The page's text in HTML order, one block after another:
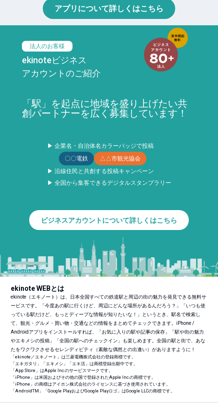
アプリについて詳しくはこちら
法人のお客様
ekinoteビジネス
アカウントのご紹介
「駅」を起点に地域を盛り上げたい共
創パートナーを広く募集しています！
▶ 企業名・自治体名カラーバッジで投稿
〇〇電鉄
△△市観光協会
▶ 沿線住民と共創する投稿キャンペーン
▶ 全国から集客できるデジタルスタンプラリー
ビジネスアカウントについて詳しくはこちら
ekinote WEBとは
ekinote（エキノート）は、日本全国すべての鉄道駅と周辺の街の魅力を発見できる無料サ
ービスです。「今度あの駅に行くけど、周辺にどんな場所があるんだろう？」「いつも使
っている駅だけど、もっとディープな情報が知りたいな！」というとき、駅名で検索し
て、観光・グルメ・買い物・交通などの情報をまとめてチェックできます。iPhone /
Androidアプリをインストールすれば、「お気に入りの駅や記事の保存」「駅や街の魅力
やエキメシの投稿」「全国の駅へのチェックイン」も楽しめます。全国の駅と街で、あな
たをワクワクさせるセレンディピティ（素敵な偶然との出逢い）がありますように！
「ekinote／エキノート」は三菱電機株式会社の登録商標です。
「エキガタリ」「エキメシ」「エキ活」は商標登録出願中です。
「App Store」はApple Inc.のサービスマークです。
「iPhone」は米国およびその他の国で登録されたApple Inc.の商標です。
「iPhone」の商標はアイホン株式会社のライセンスに基づき使用されています。
「AndroidTM 」「Google PlayおよびGoogle Playロゴ」はGoogle LLCの商標です。